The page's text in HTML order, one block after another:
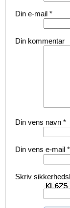
Din e-mail *
Din kommentar
Din vens navn *
Din vens e-mail *
Skriv